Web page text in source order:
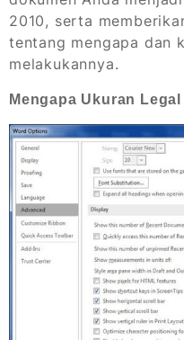
2010, serta
tentang mengapa dan
melakukannya.
Mengapa Ukuran